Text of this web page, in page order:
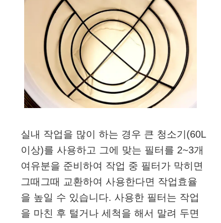
실내 작업을 많이 하는 경우 큰 청소기(60L
이상)를 사용하고 그에 맞는 필터를 2~3개
여유분을 준비하여 작업 중 필터가 막히면
그때그때 교환하여 사용한다면 작업효율
을 높일 수 있습니다. 사용한 필터는 작업
을 마친 후 털거나 세척을 해서 말려 두면